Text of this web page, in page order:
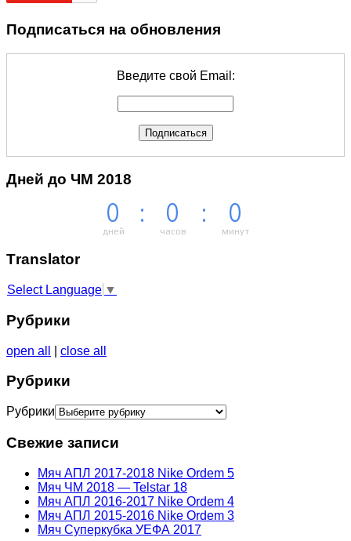
Подписаться на обновления
Введите свой Email:
Дней до ЧМ 2018
0
дней
: 0
часов
: 0
минут
Тranslator
Select Language ▼
Рубрики
open all close all
Рубрики
Рубрики
Свежие записи
Мяч АПЛ 2017-2018 Nike Ordem 5
Мяч ЧМ 2018 — Telstar 18
Мяч АПЛ 2016-2017 Nike Ordem 4
Мяч АПЛ 2015-2016 Nike Ordem 3
Мяч Суперкубка УЕФА 2017